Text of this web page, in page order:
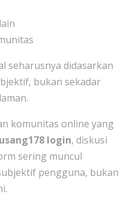
seharusnya didasarkan
bukan sekadar
komunitas online yang
login, diskusi
sering muncul
pengguna, bukan